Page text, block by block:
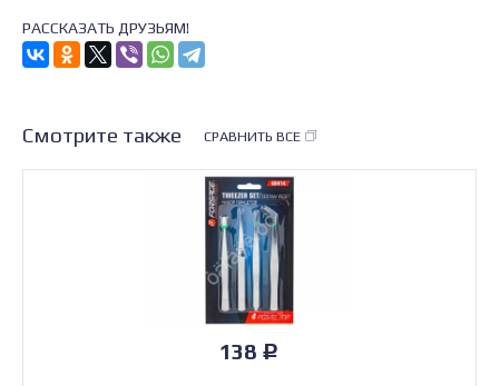
РАССКАЗАТЬ ДРУЗЬЯМ!
Смотрите также СРАВНИТЬ ВСЕ
138 Р